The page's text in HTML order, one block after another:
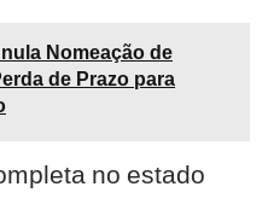
Nomeação de
de Prazo para
no estado